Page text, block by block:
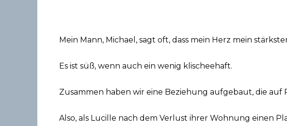
Mein Mann, Michael, sagt oft, dass mein Herz mein
Es ist süß, wenn auch ein wenig klischeehaft.
Zusammen haben wir eine Beziehung aufgebaut, die auf
Also, als Lucille nach dem Verlust ihrer Wohnung einen